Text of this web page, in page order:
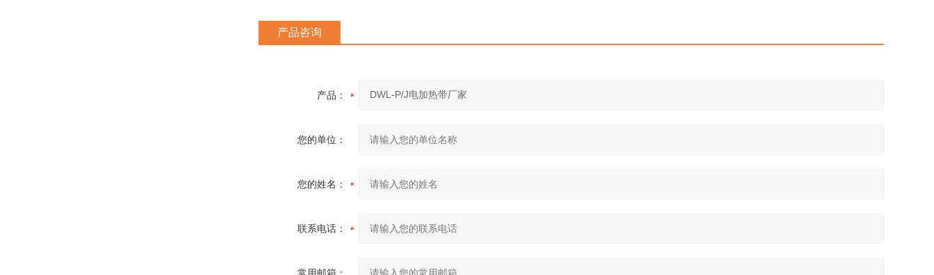
产品咨询
产品：
您的单位：
您的姓名：
联系电话：